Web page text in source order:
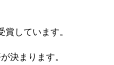
しています。
決まります。